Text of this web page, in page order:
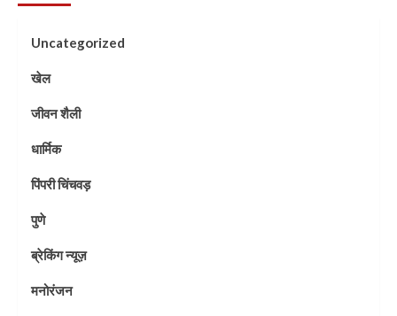
Uncategorized
खेल
जीवन शैली
धार्मिक
पिंपरी चिंचवड़
पुणे
ब्रेकिंग न्यूज़
मनोरंजन